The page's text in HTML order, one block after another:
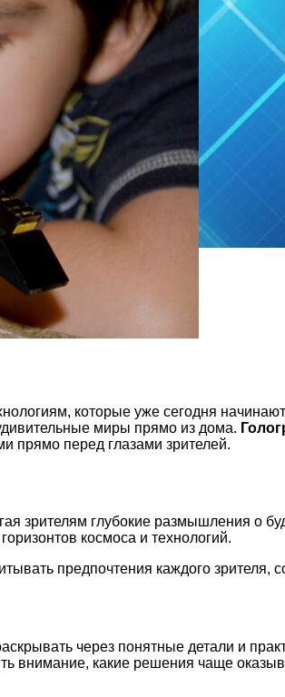
которые уже сегодня начинают
миры прямо из дома.
прямо перед глазами зрителей.
зрителям глубокие размышления о
космоса и технологий.
предпочтения каждого зрителя,
через понятные детали и
внимание, какие решения чаще